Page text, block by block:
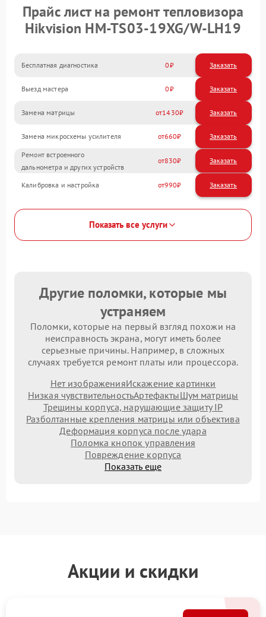
Прайс лист на ремонт тепловизора
Hikvision HM-TS03-19XG/W-LH19
Бесплатная диагностика 0 Заказать
Выезд мастера 0 Заказать
Замена матрицы 1430
Замена микросхемы усилителя 660
Ремонт встроенного
дальнометра и других устройств
830
Калибровка и настройка 990
Показать все услуги
Другие поломки, которые мы
устраняем
Поломки, которые на первый взгляд похожи на
неисправность экрана, могут иметь более
серьезные причины. Например, в сложных
случаях требуется ремонт платы или процессора.
Нет изображенияИскажение картинки
Низкая чувствительностьАртефактыШум матрицы
Трещины корпуса, нарушающие защиту IP
Разболтанные крепления матрицы или объектива
Деформация корпуса после удара
Поломка кнопок управления
Повреждение корпуса
Показать еще
Акции и скидки